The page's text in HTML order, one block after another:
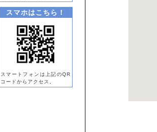
スマホはこちら！
スマートフォンは上記のQR
コードからアクセス。